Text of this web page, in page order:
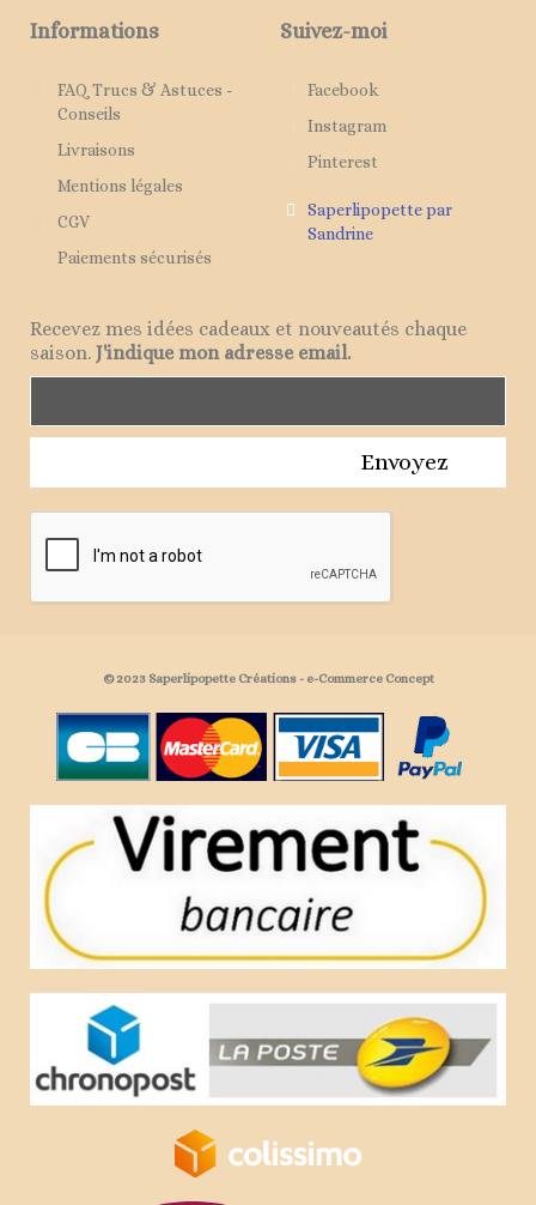
Informations
FAQ Trucs & Astuces -
Conseils
Livraisons
Mentions légales
CGV
Paiements sécurisés
Suivez-moi
Facebook
Instagram
Pinterest
Saperlipopette par
Sandrine
Recevez mes idées cadeaux et nouveautés chaque
saison. J'indique mon adresse email.
Envoyez
© 2023 Saperlipopette Créations - e-Commerce Concept